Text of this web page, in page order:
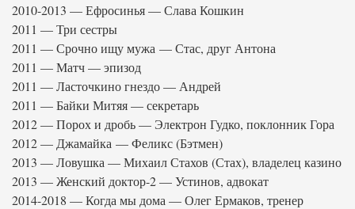
2010-2013 — Ефросинья — Слава Кошкин
2011 — Три сестры
2011 — Срочно ищу мужа — Стас, друг Антона
2011 — Матч — эпизод
2011 — Ласточкино гнездо — Андрей
2011 — Байки Митяя — секретарь
2012 — Порох и дробь — Электрон Гудко, поклонник Гора
2012 — Джамайка — Феликс (Бэтмен)
2013 — Ловушка — Михаил Стахов (Стах), владелец казино
2013 — Женский доктор-2 — Устинов, адвокат
2014-2018 — Когда мы дома — Олег Ермаков, тренер